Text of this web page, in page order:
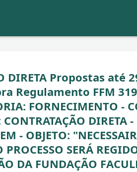
DIRETA Propostas
Regulamento FFM
FORNECIMENTO -
DIRETA
- OBJETO:
PROCESSO SERÁ
DA FUNDAÇÃO